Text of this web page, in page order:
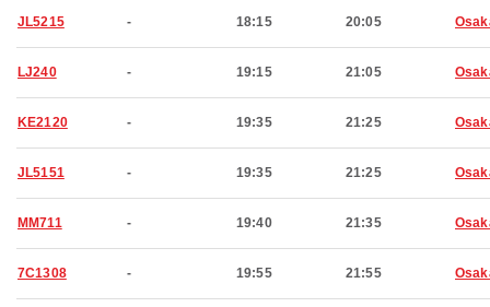
JL5215 - 18:15 20:05
LJ240 - 19:15 21:05
KE2120 - 19:35 21:25
JL5151 - 19:35 21:25
MM711 - 19:40 21:35
7C1308 - 19:55 21:55